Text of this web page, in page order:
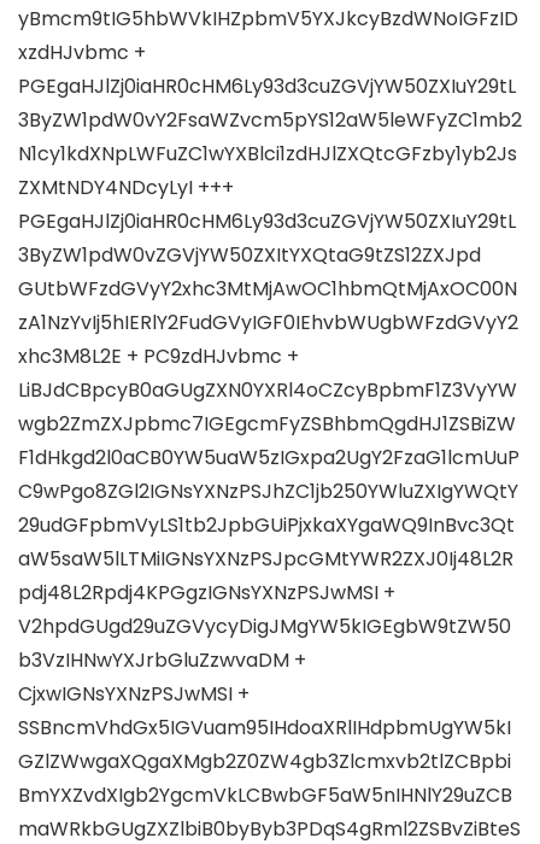
yBmcm9tIG5hbWVkIHZpbmV5YXJkcyBzdWNoIGFzID
xzdHJvbmc +
PGEgaHJlZj0iaHR0cHM6Ly93d3cuZGVjYW50ZXIuY29tL
3ByZW1pdW0vY2FsaWZvcm5pYS12aW5leWFyZC1mb2
N1cy1kdXNpLWFuZC1wYXBlci1zdHJlZXQtcGFzby1yb2Js
ZXMtNDY4NDcyLyI +++
PGEgaHJlZj0iaHR0cHM6Ly93d3cuZGVjYW50ZXIuY29tL
3ByZW1pdW0vZGVjYW50ZXItYXQtaG9tZS12ZXJpd
GUtbWFzdGVyY2xhc3MtMjAwOC1hbmQtMjAxOC00N
zA1NzYvIj5hIERlY2FudGVyIGF0IEhvbWUgbWFzdGVyY2
xhc3M8L2E + PC9zdHJvbmc +
LiBJdCBpcyB0aGUgZXN0YXRl4oCZcyBpbmF1Z3VyYW
wgb2ZmZXJpbmc7IGEgcmFyZSBhbmQgdHJ1ZSBiZW
F1dHkgd2l0aCB0YW5uaW5zIGxpa2UgY2FzaG1lcmUuP
C9wPgo8ZGl2IGNsYXNzPSJhZC1jb250YWluZXIgYWQtY
29udGFpbmVyLS1tb2JpbGUiPjxkaXYgaWQ9InBvc3Qt
aW5saW5lLTMiIGNsYXNzPSJpcGMtYWR2ZXJ0Ij48L2R
pdj48L2Rpdj4KPGgzIGNsYXNzPSJwMSI +
V2hpdGUgd29uZGVycyDigJMgYW5kIGEgbW9tZW50
b3VzIHNwYXJrbGluZzwvaDM +
CjxwIGNsYXNzPSJwMSI +
SSBncmVhdGx5IGVuam95IHdoaXRlIHdpbmUgYW5kI
GZlZWwgaXQgaXMgb2Z0ZW4gb3Zlcmxvb2tlZCBpbi
BmYXZvdXIgb2YgcmVkLCBwbGF5aW5nIHNlY29uZCB
maWRkbGUgZXZlbiB0byByb3PDqS4gRml2ZSBvZiBteS